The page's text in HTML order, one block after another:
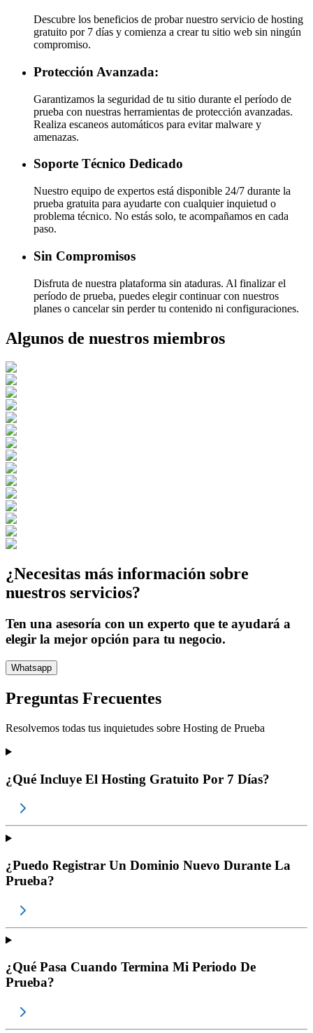
Descubre los beneficios de probar nuestro servicio de hosting
gratuito por 7 días y comienza a crear tu sitio web sin ningún
compromiso.
Protección Avanzada:
Garantizamos la seguridad de tu sitio durante el período de
prueba con nuestras herramientas de protección avanzadas.
Realiza escaneos automáticos para evitar malware y
amenazas.
Soporte Técnico Dedicado
Nuestro equipo de expertos está disponible 24/7 durante la
prueba gratuita para ayudarte con cualquier inquietud o
problema técnico. No estás solo, te acompañamos en cada
paso.
Sin Compromisos
Disfruta de nuestra plataforma sin ataduras. Al finalizar el
período de prueba, puedes elegir continuar con nuestros
planes o cancelar sin perder tu contenido ni configuraciones.
Algunos de nuestros miembros
¿Necesitas más información sobre
nuestros servicios?
Ten una asesoría con un experto que te ayudará a
elegir la mejor opción para tu negocio.
Whatsapp
Preguntas Frecuentes
Resolvemos todas tus inquietudes sobre Hosting de Prueba
¿Qué Incluye El Hosting Gratuito Por 7 Días?
¿Puedo Registrar Un Dominio Nuevo Durante La
Prueba?
¿Qué Pasa Cuando Termina Mi Periodo De
Prueba?